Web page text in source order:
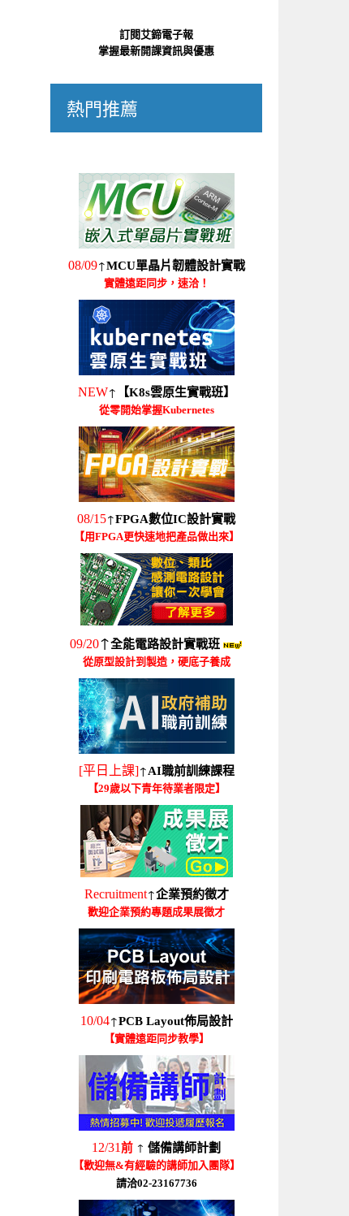
訂閱艾鍗電子報
掌握最新開課資訊與優惠
熱門推薦
08/09↑MCU單晶片韌體設計實戰
實體遠距同步，速洽！
NEW↑ 【K8s雲原生實戰班】
從零開始掌握Kubernetes
08/15↑FPGA數位IC設計實戰
【用FPGA更快速地把產品做出來】
09/20↑全能電路設計實戰班
從原型設計到製造，硬底子養成
[平日上課]↑AI職前訓練課程
【29歲以下青年待業者限定】
Recruitment↑企業預約徵才
歡迎企業預約專題成果展徵才
10/04↑PCB Layout佈局設計
【實體遠距同步教學】
12/31前 ↑ 儲備講師計劃
【歡迎無&有經驗的講師加入團隊】
請洽02-23167736